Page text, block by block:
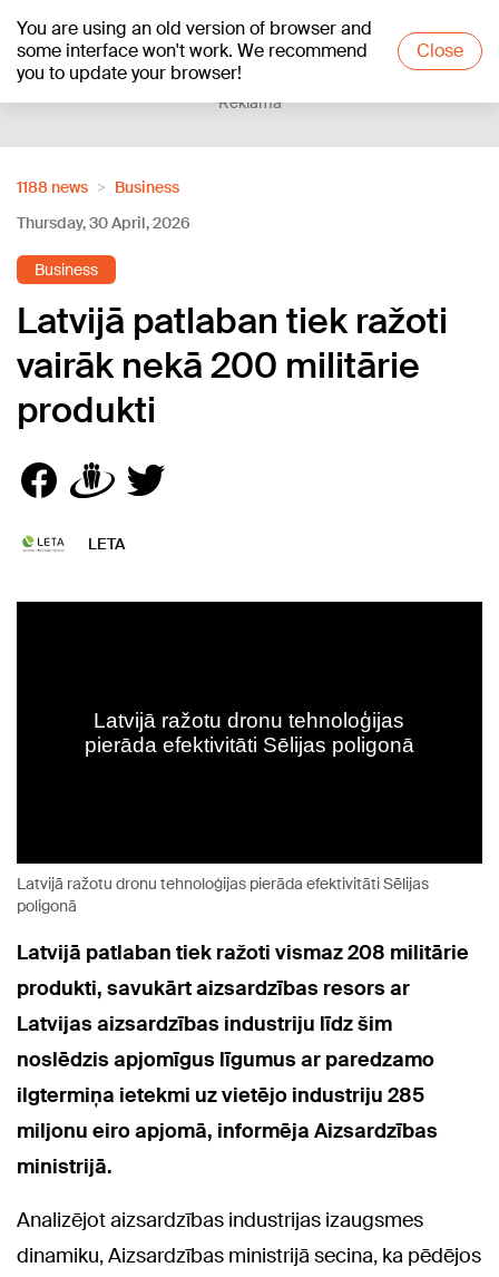
You are using an old version of browser and
some interface won't work. We recommend
you to update your browser!
Close
+20°C
Reklāma
1188 news
Business
Thursday, 30 April, 2026
Business
Latvijā patlaban tiek ražoti
vairāk nekā 200 militārie
produkti
LETA
Latvijā ražotu dronu tehnoloģijas pierāda efektivitāti Sēlijas
poligonā
Latvijā patlaban tiek ražoti vismaz 208 militārie
produkti, savukārt aizsardzības resors ar
Latvijas aizsardzības industriju līdz šim
noslēdzis apjomīgus līgumus ar paredzamo
ilgtermiņa ietekmi uz vietējo industriju 285
miljonu eiro apjomā, informēja Aizsardzības
ministrijā.
Analizējot aizsardzības industrijas izaugsmes
dinamiku, Aizsardzības ministrijā secina, ka pēdējos